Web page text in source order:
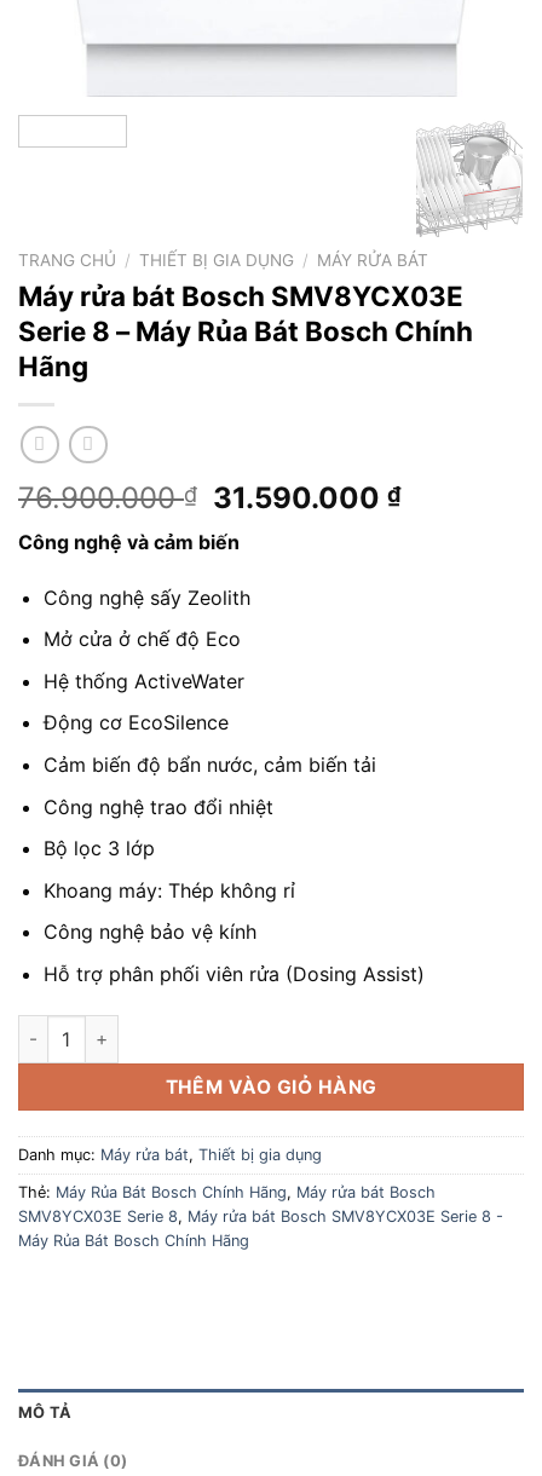
TRANG CHỦ / THIẾT BỊ GIA DỤNG / MÁY RỬA BÁT
Máy rửa bát Bosch SMV8YCX03E
Serie 8 – Máy Rủa Bát Bosch Chính
Hãng
76.900.000₫
Giá
gốc
là:
76.900.000 ₫.
31.590.000₫Giá
Công nghệ và cảm biến
Công nghệ sấy Zeolith
Mở cửa ở chế độ Eco
Hệ thống ActiveWater
Động cơ EcoSilence
Cảm biến độ bẩn nước, cảm biến tải
Công nghệ trao đổi nhiệt
Bộ lọc 3 lớp
Khoang máy: Thép không rỉ
Công nghệ bảo vệ kính
Hỗ trợ phân phối viên rửa (Dosing Assist)
Máy rửa bát Bosch SMV8YCX03E Serie 8 - Máy Rủa Bát
THÊM VÀO GIỎ HÀNG
Danh mục: Máy rửa bát, Thiết bị gia dụng
Thẻ: Máy Rủa Bát Bosch Chính Hãng, Máy rửa bát Bosch
SMV8YCX03E Serie 8, Máy rửa bát Bosch SMV8YCX03E Serie 8 -
Máy Rủa Bát Bosch Chính Hãng
MÔ TẢ
ĐÁNH GIÁ (0)